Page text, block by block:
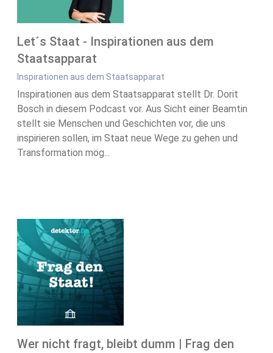
Let´s Staat - Inspirationen aus dem
Staatsapparat
Inspirationen aus dem Staatsapparat
Inspirationen aus dem Staatsapparat stellt Dr. Dorit
Bosch in diesem Podcast vor. Aus Sicht einer Beamtin
stellt sie Menschen und Geschichten vor, die uns
inspirieren sollen, im Staat neue Wege zu gehen und
Transformation mög...
Wer nicht fragt, bleibt dumm | Frag den